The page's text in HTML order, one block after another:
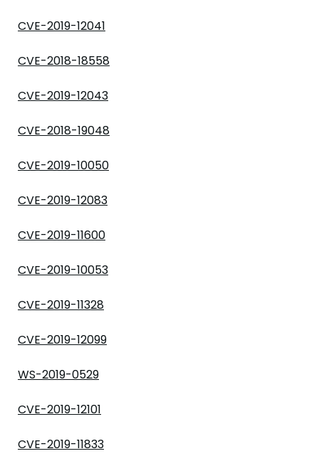
CVE-2019-12041
CVE-2018-18558
CVE-2019-12043
CVE-2018-19048
CVE-2019-10050
CVE-2019-12083
CVE-2019-11600
CVE-2019-10053
CVE-2019-11328
CVE-2019-12099
WS-2019-0529
CVE-2019-12101
CVE-2019-11833